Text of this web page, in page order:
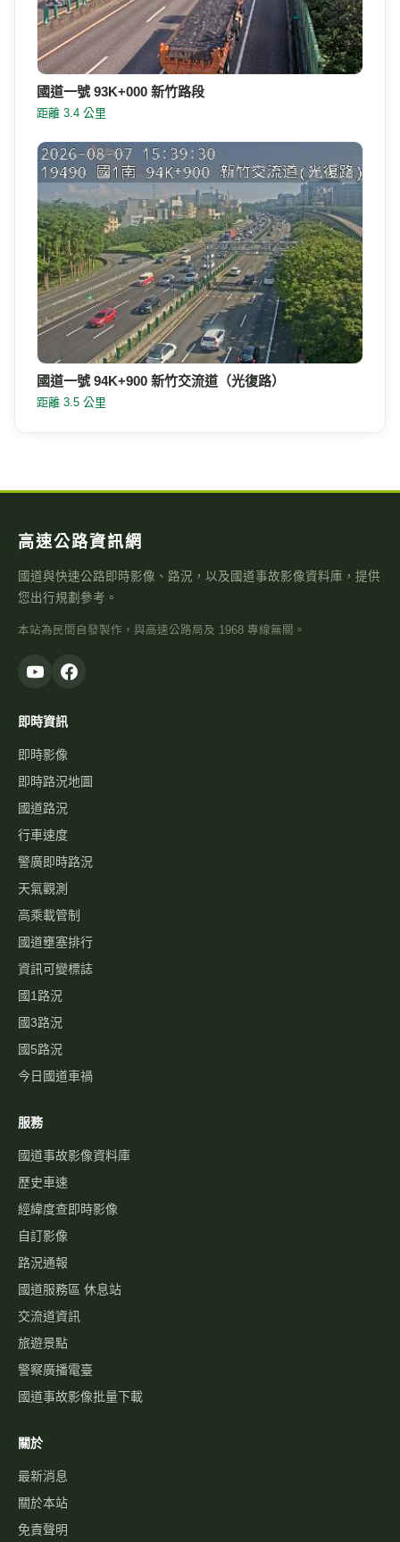
國道一號 93K+000 新竹路段
距離 3.4 公里
國道一號 94K+900 新竹交流道（光復路）
距離 3.5 公里
高速公路資訊網
國道與快速公路即時影像、路況，以及國道事故影像資料庫，提供
您出行規劃參考。
本站為民間自發製作，與高速公路局及 1968 專線無關。
即時資訊
即時影像
即時路況地圖
國道路況
行車速度
警廣即時路況
天氣觀測
高乘載管制
國道壅塞排行
資訊可變標誌
國1路況
國3路況
國5路況
今日國道車禍
服務
國道事故影像資料庫
歷史車速
經緯度查即時影像
自訂影像
路況通報
國道服務區 休息站
交流道資訊
旅遊景點
警察廣播電臺
國道事故影像批量下載
關於
最新消息
關於本站
免責聲明